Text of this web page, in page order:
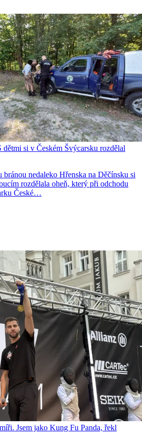
dětmi si v Českém Švýcarsku rozdělal
nedaleko Hřenska na Děčínsku si
rozdělala oheň, který při odchodu
České…
Jsem jako Kung Fu Panda, řekl